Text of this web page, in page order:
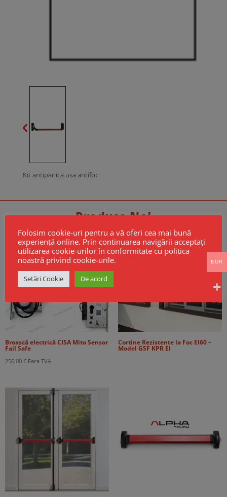
Kit antipanica usa antifoc
Produse Noi
Broască electrică CISA Mito Sensor
Fail Safe
256,00 € Fara TVA
Cortine Rezistente la Foc EI60 –
Model GSF KPR EI
Folosim cookie-uri pentru a vă oferi cea mai bună
experiență online. Prin continuarea navigării acceptați
utilizarea cookie-urilor în conformitate cu politica
noastră privind cookie-urile.
Setări Cookie De acord
EUR